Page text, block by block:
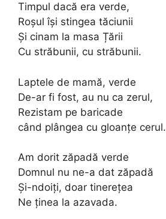
Timpul dacă era verde,
Roșul își stingea tăciunii
Și cinam la masa Țării
Cu străbunii, cu străbunii.
Laptele de mamă, verde
De-ar fi fost, au nu ca zerul,
Rezistam pe baricade
când plângea cu gloanțe cerul.
Am dorit zăpadă verde
Domnul nu ne-a dat zăpadă
Și-ndoiți, doar tinerețea
Ne ținea la azavada.